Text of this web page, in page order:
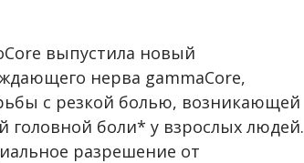
выпустила новый
нерва gammaCore,
с резкой болью, возникающей
головной боли* у взрослых людей.
разрешение от